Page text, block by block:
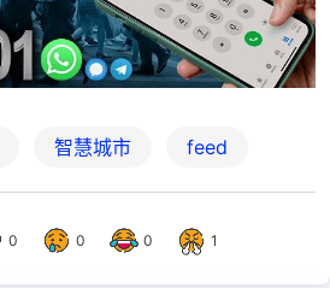
智慧城市 feed
0 0 0 1